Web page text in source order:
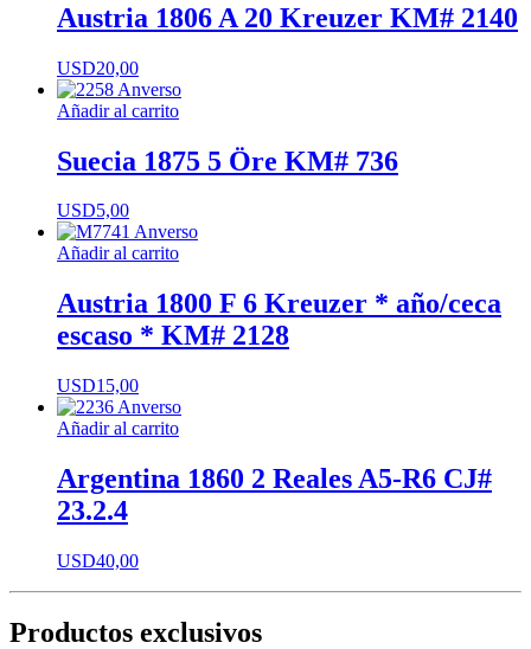
Austria 1806 A 20 Kreuzer KM# 2140
USD20,00
Añadir al carrito
Suecia 1875 5 Öre KM# 736
USD5,00
Añadir al carrito
Austria 1800 F 6 Kreuzer * año/ceca
escaso * KM# 2128
USD15,00
Añadir al carrito
Argentina 1860 2 Reales A5-R6 CJ#
23.2.4
USD40,00
Productos exclusivos